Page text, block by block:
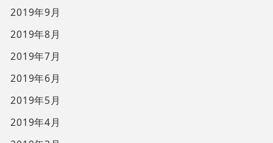
2019年9月
2019年8月
2019年7月
2019年6月
2019年5月
2019年4月